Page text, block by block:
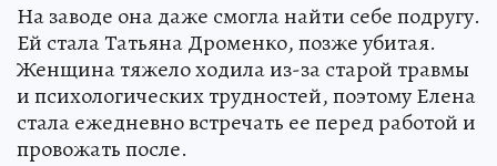
На заводе она даже смогла найти себе подругу.
Ей стала Татьяна Дроменко, позже убитая.
Женщина тяжело ходила из-за старой травмы
и психологических трудностей, поэтому Елена
стала ежедневно встречать ее перед работой и
провожать после.